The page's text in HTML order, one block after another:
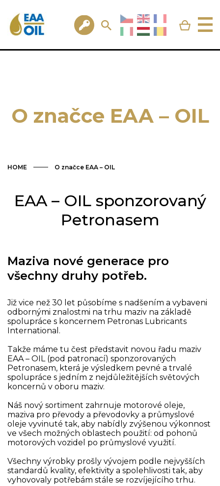
O značce EAA – OIL
HOME O značce EAA – OIL
EAA – OIL sponzorovaný
Petronasem
Maziva nové generace pro
všechny druhy potřeb.
Již vice než 30 let působíme s nadšením a vybaveni
odbornými znalostmi na trhu maziv na základě
spolupráce s koncernem Petronas Lubricants
International.
Takže máme tu čest představit novou řadu maziv
EAA – OIL (pod patronací) sponzorovaných
Petronasem, která je výsledkem pevné a trvalé
spolupráce s jedním z nejdůležitějších světových
koncernů v oboru maziv.
Náš nový sortiment zahrnuje motorové oleje,
maziva pro převody a převodovky a průmyslové
oleje vyvinuté tak, aby nabídly zvýšenou výkonnost
ve všech možných oblastech použití: od pohonů
motorových vozidel po průmyslové využití.
Všechny výrobky prošly vývojem podle nejvyšších
standardů kvality, efektivity a spolehlivosti tak, aby
vyhovovaly potřebám stále se rozvíjejícího trhu.